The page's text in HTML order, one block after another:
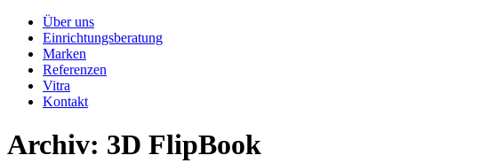
Über uns
Einrichtungsberatung
Marken
Referenzen
Vitra
Kontakt
Archiv: 3D FlipBook